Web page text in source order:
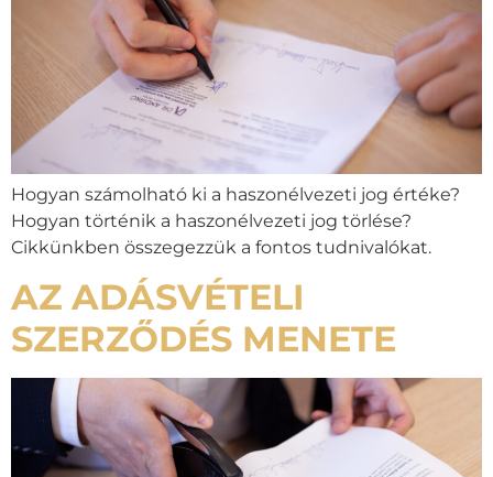
Hogyan számolható ki a haszonélvezeti jog értéke?
Hogyan történik a haszonélvezeti jog törlése?
Cikkünkben összegezzük a fontos tudnivalókat.
AZ ADÁSVÉTELI
SZERZŐDÉS MENETE